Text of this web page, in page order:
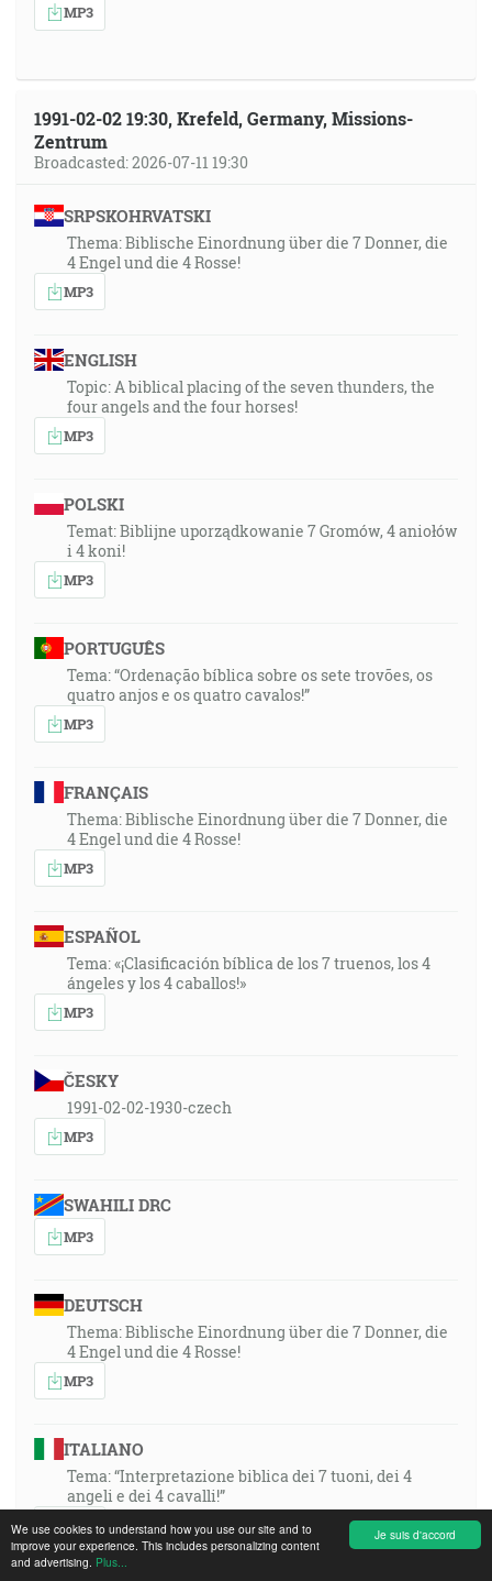
Je suis d'accord
We use cookies to understand how you use our site and to
improve your experience. This includes personalizing content
and advertising. Plus...
MP3
1991-02-02 19:30, Krefeld, Germany, Missions-
Zentrum
Broadcasted: 2026-07-11 19:30
SRPSKOHRVATSKI
Thema: Biblische Einordnung über die 7 Donner, die
4 Engel und die 4 Rosse!
MP3
ENGLISH
Topic: A biblical placing of the seven thunders, the
four angels and the four horses!
MP3
POLSKI
Temat: Biblijne uporządkowanie 7 Gromów, 4 aniołów
i 4 koni!
MP3
PORTUGUÊS
Tema: “Ordenação bíblica sobre os sete trovões, os
quatro anjos e os quatro cavalos!”
MP3
FRANÇAIS
Thema: Biblische Einordnung über die 7 Donner, die
4 Engel und die 4 Rosse!
MP3
ESPAÑOL
Tema: «¡Clasificación bíblica de los 7 truenos, los 4
ángeles y los 4 caballos!»
MP3
ČESKY
1991-02-02-1930-czech
MP3
SWAHILI DRC
MP3
DEUTSCH
Thema: Biblische Einordnung über die 7 Donner, die
4 Engel und die 4 Rosse!
MP3
ITALIANO
Tema: “Interpretazione biblica dei 7 tuoni, dei 4
angeli e dei 4 cavalli!”
MP3